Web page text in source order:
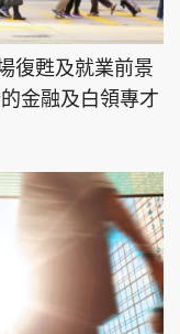
復甦及就業前景
金融及白領專才